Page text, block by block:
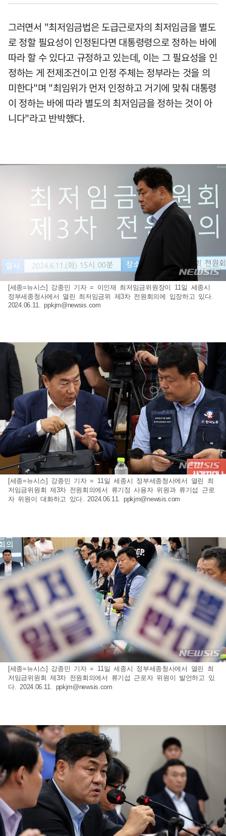
그러면서 "최저임금법은 도급근로자의 최저임금을 별도
로 정할 필요성이 인정된다면 대통령령으로 정하는 바에
따라 할 수 있다고 규정하고 있는데, 이는 그 필요성을 인
정하는 게 전제조건이고 인정 주체는 정부라는 것을 의
미한다"며 "최임위가 먼저 인정하고 거기에 맞춰 대통령
이 정하는 바에 따라 별도의 최저임금을 정하는 것이 아
니다"라고 반박했다.
[세종=뉴시스] 강종민 기자 = 이인재 최저임금위원장이 11일 세종시
정부세종청사에서 열린 최저임금위 제3차 전원회의에 입장하고 있다.
2024.06.11.ppkjm@newsis.com
[세종=뉴시스] 강종민 기자 = 11일 세종시 정부세종청사에서 열린 최
저임금위원회 제3차 전원회의에서 류기정 사용자 위원과 류기섭 근로
자 위원이 대화하고 있다. 2024.06.11. ppkjm@newsis.com
[세종=뉴시스] 강종민 기자 = 11일 세종시 정부세종청사에서 열린 최
저임금위원회 제3차 전원회의에서 류기섭 근로자 위원이 발언하고 있
다. 2024.06.11. ppkjm@newsis.com